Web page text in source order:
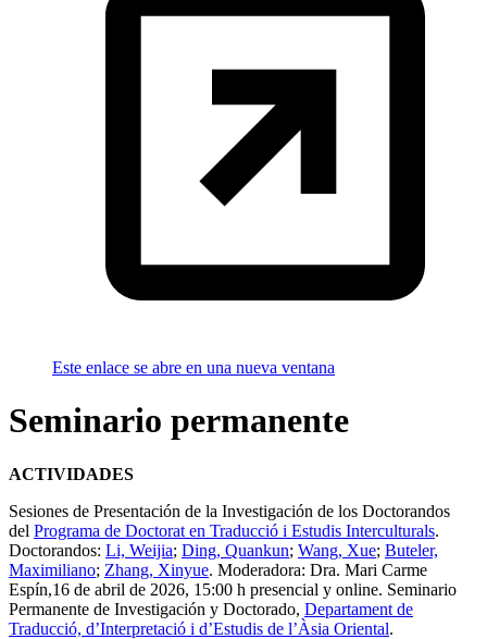
Este enlace se abre en una nueva ventana
Seminario permanente
ACTIVIDADES
Sesiones de Presentación de la Investigación de los Doctorandos
del Programa de Doctorat en Traducció i Estudis Interculturals.
Doctorandos: Li, Weijia; Ding, Quankun; Wang, Xue; Buteler,
Maximiliano; Zhang, Xinyue. Moderadora: Dra. Mari Carme
Espín,16 de abril de 2026, 15:00 h presencial y online. Seminario
Permanente de Investigación y Doctorado, Departament de
Traducció, d’Interpretació i d’Estudis de l’Àsia Oriental.